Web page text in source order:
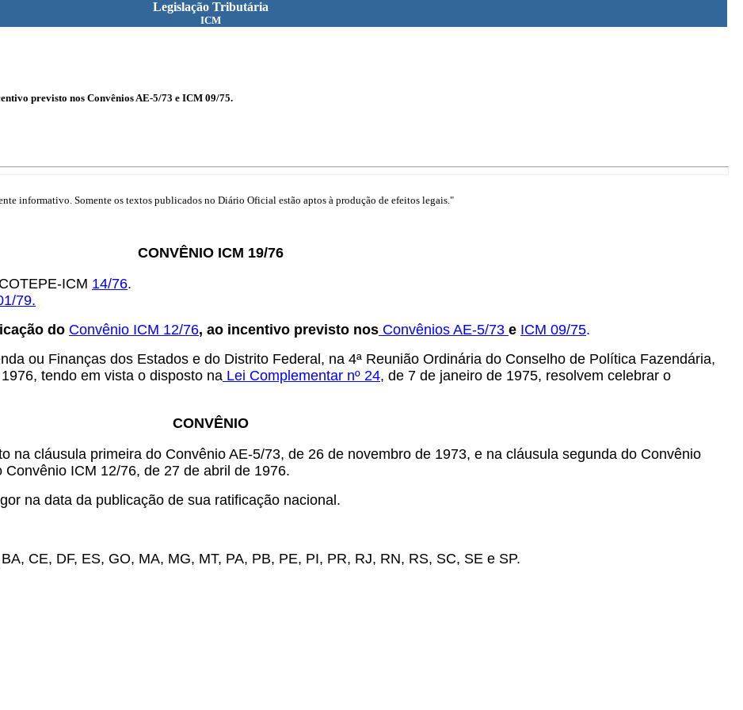
Legislação Tributária
ICM
previsto nos Convênios AE-5/73 e ICM 09/75.
informativo. Somente os textos publicados no Diário Oficial estão aptos à produção de efeitos legais."
CONVÊNIO ICM 19/76
ICM 14/76.
79.
do Convênio ICM 12/76, ao incentivo previsto nos Convênios AE-5/73 e ICM 09/75.
ou Finanças dos Estados e do Distrito Federal, na 4ª Reunião Ordinária do Conselho de Política Fazendária,
tendo em vista o disposto na Lei Complementar nº 24, de 7 de janeiro de 1975, resolvem celebrar o
CONVÊNIO
na cláusula primeira do Convênio AE-5/73, de 26 de novembro de 1973, e na cláusula segunda do Convênio
ICM 12/76, de 27 de abril de 1976.
na data da publicação de sua ratificação nacional.
CE, DF, ES, GO, MA, MG, MT, PA, PB, PE, PI, PR, RJ, RN, RS, SC, SE e SP.